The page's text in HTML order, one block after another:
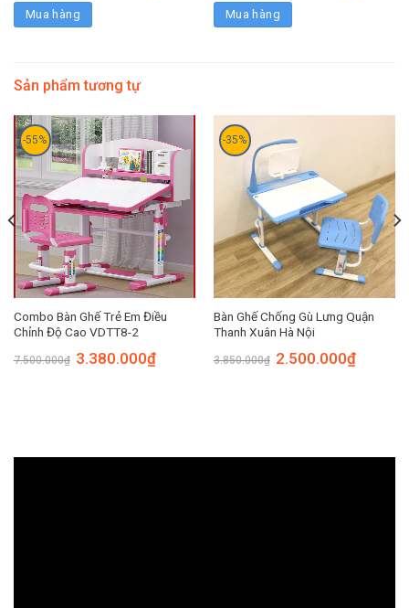
Mua hàng Mua hàng
Sản phẩm tương tự
-55%
Combo Bàn Ghế Trẻ Em Điều
Chỉnh Độ Cao VDTT8-2
7.500.000₫ 3.380.000₫
-35%
Bàn Ghế Chống Gù Lưng Quận
Thanh Xuân Hà Nội
3.850.000₫ 2.500.000₫